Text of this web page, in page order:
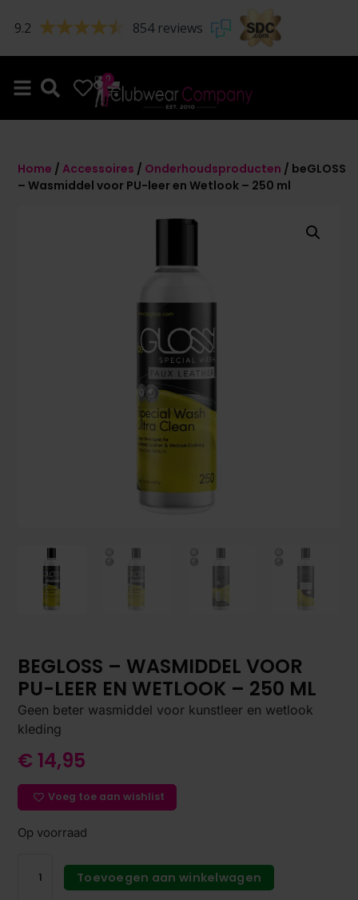
9.2 854 reviews
0 0
Home /Accessoires / Onderhoudsproducten / beGLOSS
– Wasmiddel voor PU-leer en Wetlook – 250 ml
BEGLOSS – WASMIDDEL VOOR
PU-LEER EN WETLOOK – 250 ML
Geen beter wasmiddel voor kunstleer en wetlook
kleding
€ 14,95
Voeg toe aan wishlist
Op voorraad
Toevoegen aan winkelwagen